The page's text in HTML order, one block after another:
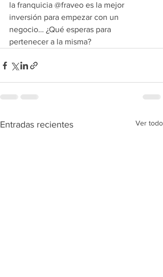
la franquicia @fraveo es la mejor
inversión para empezar con un
negocio… ¿Qué esperas para
pertenecer a la misma?
Entradas recientes Ver todo